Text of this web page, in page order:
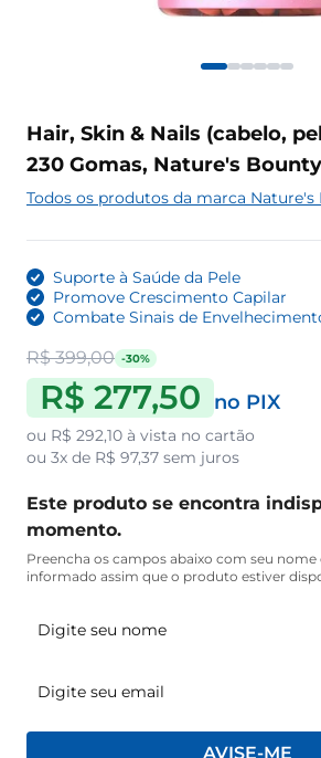
Hair, Skin & Nails (cabelo,
230 Gomas, Nature's Bounty
Todos os produtos da marca Nature's
Suporte à Saúde da Pele
Promove Crescimento Capilar
Combate Sinais de
R$ 399,00 -30%
R$ 277,50 no PIX
ou R$ 292,10 à vista no cartão
ou 3x de R$ 97,37 sem juros
Este produto se encontra
momento.
Preencha os campos abaixo com seu nome
informado assim que o produto estiver
AVISE-ME